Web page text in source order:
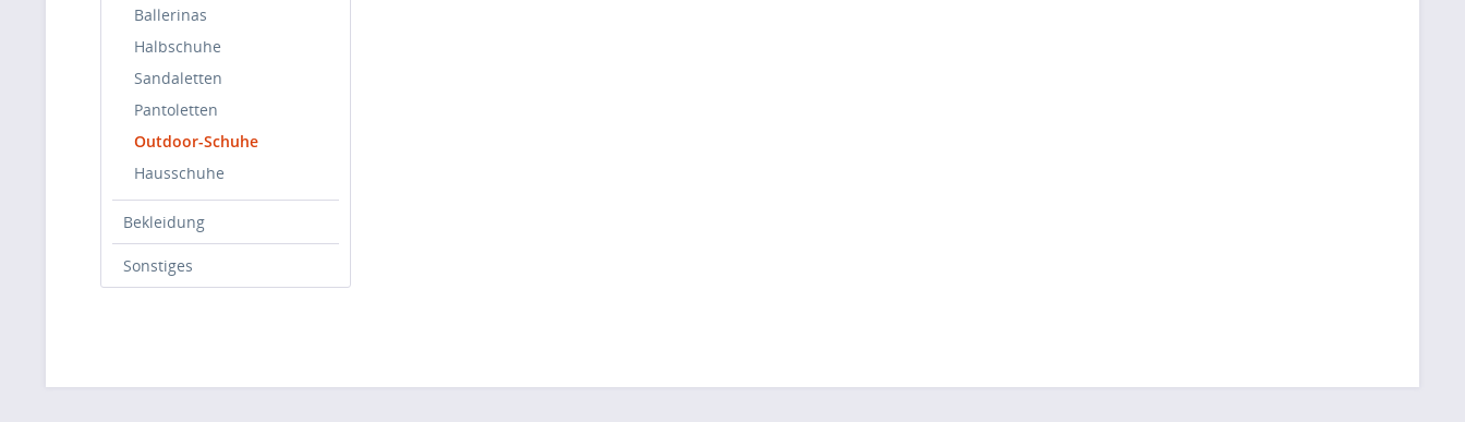
Ballerinas
Halbschuhe
Sandaletten
Pantoletten
Outdoor-Schuhe
Hausschuhe
Bekleidung
Sonstiges